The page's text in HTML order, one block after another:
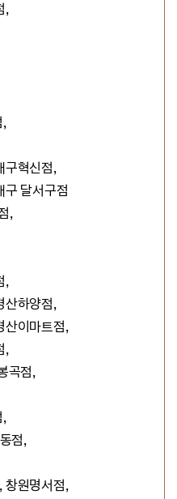
,
,
혁신점,
달서구점
,
,
하양점,
이마트점,
,
곡점,
,
점,
원명서점,